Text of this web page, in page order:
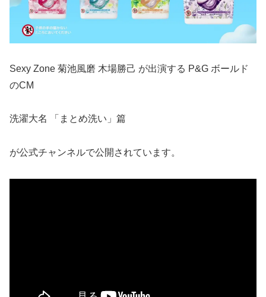
Sexy Zone 菊池風磨 木場勝己 が出演する P&G ボールド
のCM
洗濯大名 「まとめ洗い」篇
が公式チャンネルで公開されています。